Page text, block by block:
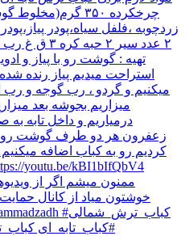
تهیه : گوشت رو با پیاز و
استراحت میدیم پیاز رنده
میکنیم و گردو ، رب گوجه و رب
میزاریم بجوشه بعد
درمیاریم و داخل تابه
زعفرون هر دو طرف گوشت رو
کردیم رو به کباب اضافه
خوشتون میاد از کانال
#کباب_تابه_ای